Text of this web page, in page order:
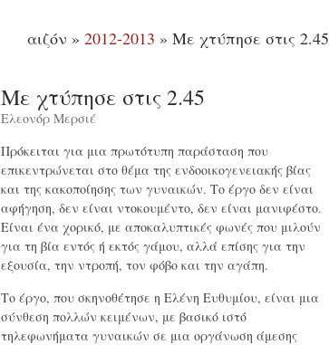
αιζόν » 2012-2013 » Με χτύπησε στις 2.45
Με χτύπησε στις 2.45
Ελεονόρ Μερσιέ
Πρόκειται για μια πρωτότυπη παράσταση που
επικεντρώνεται στο θέμα της ενδοοικογενειακής βίας
και της κακοποίησης των γυναικών. Το έργο δεν είναι
αφήγηση, δεν είναι ντοκουμέντο, δεν είναι μανιφέστο.
Είναι ένα χορικό, με αποκαλυπτικές φωνές που μιλούν
για τη βία εντός ή εκτός γάμου, αλλά επίσης για την
εξουσία, την ντροπή, τον φόβο και την αγάπη.
Το έργο, που σκηνοθέτησε η Ελένη Ευθυμίου, είναι μια
σύνθεση πολλών κειμένων, με βασικό ιστό
τηλεφωνήματα γυναικών σε μια οργάνωση άμεσης